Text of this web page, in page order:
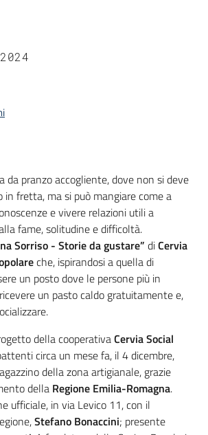
da pranzo accogliente, dove non si deve
in fretta, ma si può mangiare come a
e vivere relazioni utili a
fame, solitudine e difficoltà.
Sorriso - Storie da gustare” diCervia
che, ispirandosi a quella di
un posto dove le persone più in
un pasto caldo gratuitamente e,
della cooperativaCervia Social
circa un mese fa, il 4 dicembre,
della zona artigianale, grazie
della Regione Emilia-Romagna.
ufficiale, in via Levico 11, con il
Stefano Bonaccini; presente